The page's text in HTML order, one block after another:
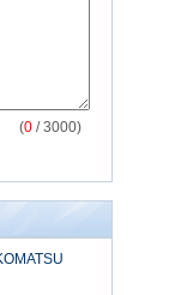
(0 / 3000)